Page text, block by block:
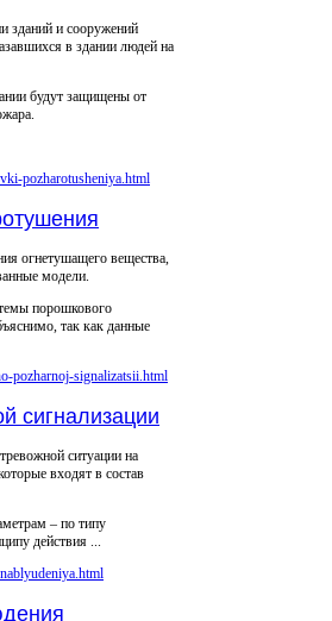
зданий и сооружений
в здании людей на
будут защищены от
огнетушащего вещества,
модели.
порошкового
так как данные
сигнализации
ситуации на
входят в состав
– по типу
действия ...